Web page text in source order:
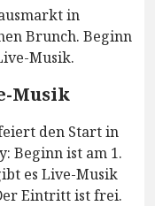
in
Brunch. Beginn
Musik.
Musik
den Start in
Beginn ist am 1.
es Live-Musik
Eintritt ist frei.